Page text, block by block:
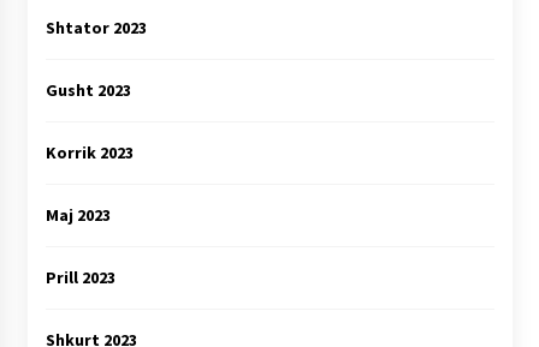
Shtator 2023
Gusht 2023
Korrik 2023
Maj 2023
Prill 2023
Shkurt 2023